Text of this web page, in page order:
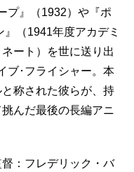
プ』（1932）や『ポ
（1941年度アカデミ
ート）を世に送り出
ブ･フライシャー。本
称された彼らが、持
んだ最後の長編アニ
督：フレデリック・バ